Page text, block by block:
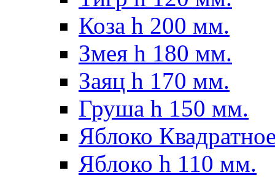
Коза h 200 мм.
Змея h 180 мм.
Заяц h 170 мм.
Груша h 150 мм.
Яблоко
Яблоко h 110 мм.